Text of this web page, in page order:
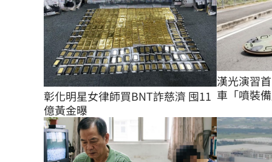
彰化明星女律師買BNT詐慈濟 囤11
億黃金曝
漢光演習
車「噴裝